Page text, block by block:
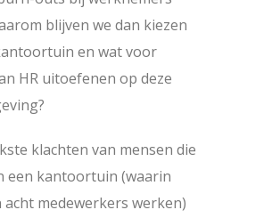
blijven we dan kiezen
en wat voor
HR uitoefenen op deze
klachten van mensen die
een kantoortuin (waarin
acht medewerkers werken)